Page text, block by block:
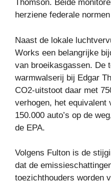
Thomson. Beide
herziene federale
Naast de lokale
Works een belangrijke
van broeikasgassen. De
warmwalserij bij Edgar
CO2-uitstoot daar met
verhogen, het equivalent
150.000 auto’s op de
de EPA.
Volgens Fulton is de
dat de
toezichthouders worden